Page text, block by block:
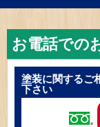
お電話での
塗装に関するご
下さい